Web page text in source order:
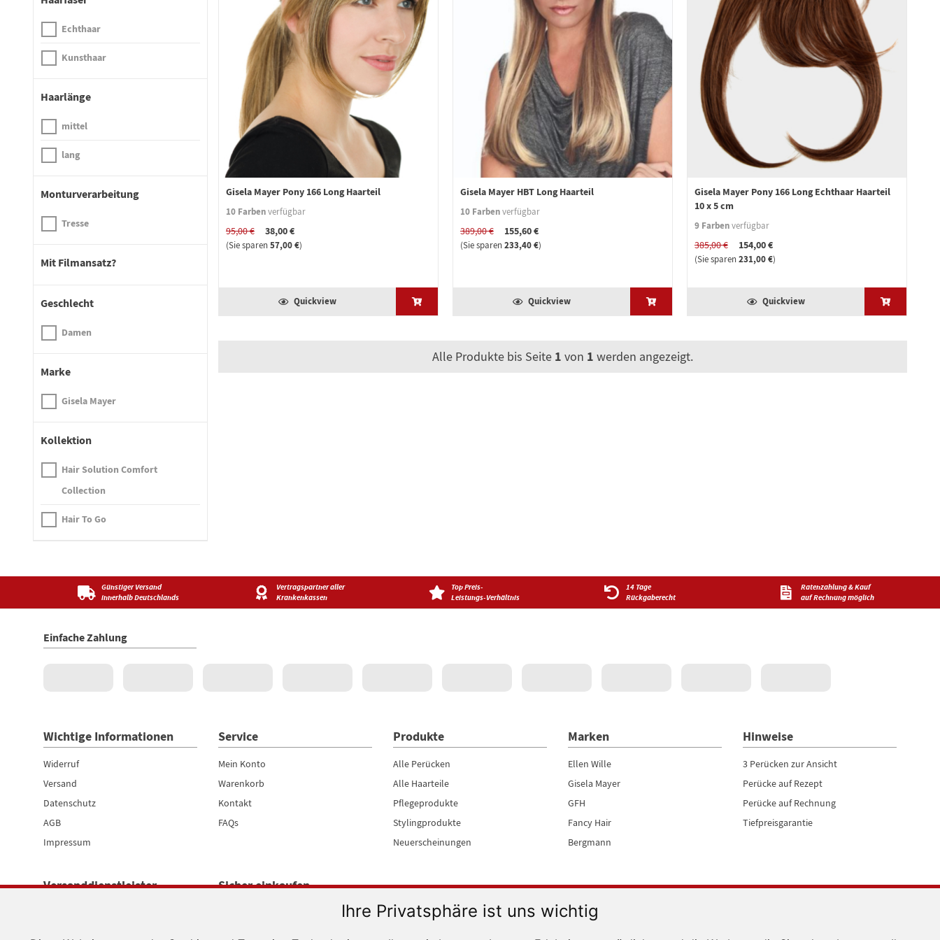
Ihre Privatsphäre ist uns wichtig
Echthaar
Kunsthaar
Haarlänge
mittel
lang
Monturverarbeitung
Tresse
Mit Filmansatz?
Geschlecht
Damen
Marke
Gisela Mayer
Kollektion
Hair Solution Comfort
Collection
Hair To Go
Gisela Mayer Pony 166 Long Haarteil
10 Farbenverfügbar
95,00 € 38,00 €
(Sie sparen57,00 €)
Quickview
Gisela Mayer HBT Long Haarteil
10 Farbenverfügbar
389,00 € 155,60 €
(Sie sparen233,40 €)
Quickview
Gisela Mayer Pony 166 Long Echthaar Haarteil
10 x 5 cm
9 Farbenverfügbar
385,00 € 154,00 €
(Sie sparen231,00 €)
Quickview
Alle Produkte bis Seite 1 von 1 werden angezeigt.
Günstiger Versand
innerhalb Deutschlands
Vertragspartner aller
Krankenkassen
Top Preis-
Leistungs-Verhältnis
14 Tage
Rückgaberecht
Ratenzahlung & Kauf
auf Rechnung möglich
Einfache Zahlung
Wichtige Informationen
Widerruf
Versand
Datenschutz
AGB
Impressum
Service
Mein Konto
Warenkorb
Kontakt
FAQs
Produkte
Alle Perücken
Alle Haarteile
Pflegeprodukte
Stylingprodukte
Neuerscheinungen
Marken
Ellen Wille
Gisela Mayer
GFH
Fancy Hair
Bergmann
Hinweise
3 Perücken zur Ansicht
Perücke auf Rezept
Perücke auf Rechnung
Tiefpreisgarantie
Versanddienstleister Sicher einkaufen
SSL verschlüsselt